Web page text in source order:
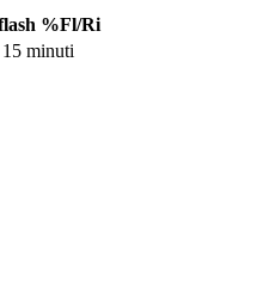
%Fl/Ri
minuti